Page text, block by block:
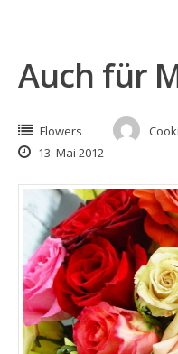
Auch für
Flowers
13. Mai 2012